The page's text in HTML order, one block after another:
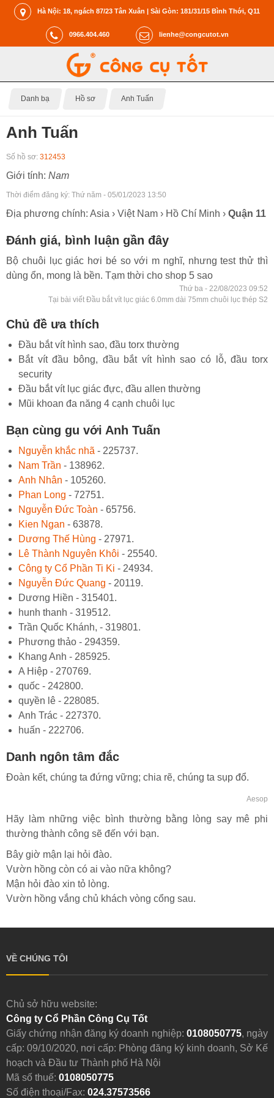
Hà Nội: 18, ngách 87/23 Tân Xuân | Sài Gòn: 181/31/15 Bình Thới, Q11
0966.404.460 lienhe@congcutot.vn
Danh bạ Hồ sơ Anh Tuấn
Anh Tuấn
Số hồ sơ: 312453
Giới tính: Nam
Thời điểm đăng ký: Thứ năm - 05/01/2023 13:50
Địa phương chính: Asia › Việt Nam › Hồ Chí Minh › Quận 11
Đánh giá, bình luận gần đây
Bộ chuôi lục giác hơi bé so với m nghĩ, nhưng test thử thì
dùng ổn, mong là bền. Tạm thời cho shop 5 sao
Thứ ba - 22/08/2023 09:52
Tại bài viết Đầu bắt vít lục giác 6.0mm dài 75mm chuôi lục thép S2
Chủ đề ưa thích
Đầu bắt vít hình sao, đầu torx thường
Bắt vít đầu bông, đầu bắt vít hình sao có lỗ, đầu torx
security
Đầu bắt vít lục giác đực, đầu allen thường
Mũi khoan đa năng 4 cạnh chuôi lục
Bạn cùng gu với Anh Tuấn
Nguyễn khắc nhã - 225737.
Nam Trần - 138962.
Anh Nhân - 105260.
Phan Long - 72751.
Nguyễn Đức Toàn - 65756.
Kien Ngan - 63878.
Dương Thế Hùng - 27971.
Lê Thành Nguyên Khôi - 25540.
Công ty Cổ Phần Ti Ki - 24934.
Nguyễn Đức Quang - 20119.
Dương Hiền - 315401.
hunh thanh - 319512.
Trần Quốc Khánh, - 319801.
Phương thảo - 294359.
Khang Anh - 285925.
A Hiệp - 270769.
quốc - 242800.
quyền lê - 228085.
Anh Trác - 227370.
huấn - 222706.
Danh ngôn tâm đắc
Đoàn kết, chúng ta đứng vững; chia rẽ, chúng ta sụp đổ.
Aesop
Hãy làm những việc bình thường bằng lòng say mê phi
thường thành công sẽ đến với bạn.
Bây giờ mận lại hỏi đào.
Vườn hồng còn có ai vào nữa không?
Mận hỏi đào xin tỏ lòng.
Vườn hồng vắng chủ khách vòng cổng sau.
VỀ CHÚNG TÔI
Chủ sở hữu website:
Công ty Cổ Phần Công Cụ Tốt
Giấy chứng nhận đăng ký doanh nghiệp: 0108050775, ngày
cấp: 09/10/2020, nơi cấp: Phòng đăng ký kinh doanh, Sở Kế
hoạch và Đầu tư Thành phố Hà Nội
Mã số thuế: 0108050775
Số điện thoại/Fax: 024.37573566